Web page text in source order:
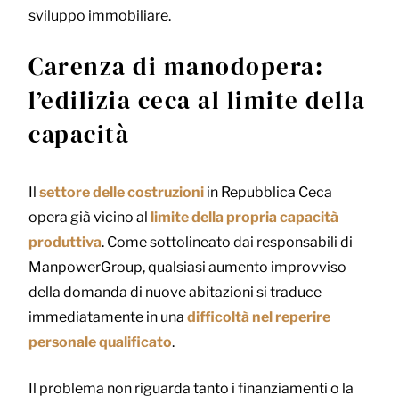
sviluppo immobiliare.
Carenza di manodopera:
l’edilizia ceca al limite della
capacità
Il settore delle costruzioni in Repubblica Ceca
opera già vicino al limite della propria capacità
produttiva. Come sottolineato dai responsabili di
ManpowerGroup, qualsiasi aumento improvviso
della domanda di nuove abitazioni si traduce
immediatamente in una difficoltà nel reperire
personale qualificato.
Il problema non riguarda tanto i finanziamenti o la